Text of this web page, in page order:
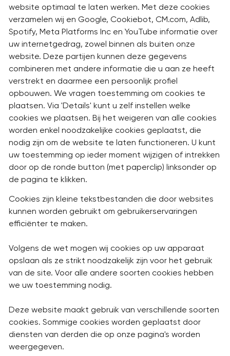
website optimaal te laten werken. Met deze cookies
verzamelen wij en Google, Cookiebot, CM.com, Adlib,
Spotify, Meta Platforms Inc en YouTube informatie over
uw internetgedrag, zowel binnen als buiten onze
website. Deze partijen kunnen deze gegevens
combineren met andere informatie die u aan ze heeft
verstrekt en daarmee een persoonlijk profiel
opbouwen. We vragen toestemming om cookies te
plaatsen. Via 'Details' kunt u zelf instellen welke
cookies we plaatsen. Bij het weigeren van alle cookies
worden enkel noodzakelijke cookies geplaatst, die
nodig zijn om de website te laten functioneren. U kunt
uw toestemming op ieder moment wijzigen of intrekken
door op de ronde button (met paperclip) linksonder op
de pagina te klikken.
Cookies zijn kleine tekstbestanden die door websites
kunnen worden gebruikt om gebruikerservaringen
efficiënter te maken.
Volgens de wet mogen wij cookies op uw apparaat
opslaan als ze strikt noodzakelijk zijn voor het gebruik
van de site. Voor alle andere soorten cookies hebben
we uw toestemming nodig.
Deze website maakt gebruik van verschillende soorten
cookies. Sommige cookies worden geplaatst door
diensten van derden die op onze pagina's worden
weergegeven.